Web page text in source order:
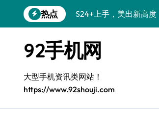
到
热点
S24+上手，美出新高度
A56 5G惊艳登场，三星
三星S26个性美颜全攻
S25美化秘籍：个性潮
C55 5G焕新秘籍：定
92手机网
大型手机资讯类网站！
https://www.92shouji.com